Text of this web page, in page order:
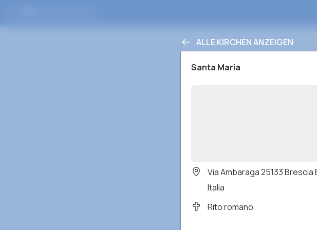
ALLE KIRCHEN ANZEIGEN
Santa Maria
Via Ambaraga 25133 Brescia
Italia
Rito romano